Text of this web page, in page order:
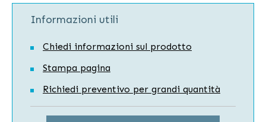
Informazioni utili
Chiedi informazioni sul prodotto
Stampa pagina
Richiedi preventivo per grandi quantità